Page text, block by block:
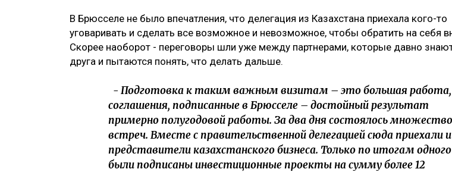
В Брюсселе не было впечатления, что делегация из Казахстана приехала кого-то
уговаривать и сделать все возможное и невозможное, чтобы обратить на себя
Скорее наоборот - переговоры шли уже между партнерами, которые давно
друга и пытаются понять, что делать дальше.
- Подготовка к таким важным визитам – это большая
соглашения, подписанные в Брюсселе – достойный результат
примерно полугодовой работы. За два дня состоялось множество
встреч. Вместе с правительственной делегацией сюда приехали и
представители казахстанского бизнеса. Только по итогам
были подписаны инвестиционные проекты на сумму более 12